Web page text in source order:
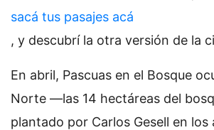
sacá tus pasajes acá
, y descubrí la otra versión de la
En abril, Pascuas en el Bosque
Norte —las 14 hectáreas del
plantado por Carlos Gesell en